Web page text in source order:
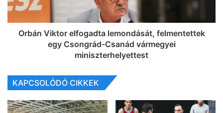
Orbán Viktor elfogadta lemondását, felmentettek
egy Csongrád-Csanád vármegyei
miniszterhelyettest
KAPCSOLÓDÓ CIKKEK